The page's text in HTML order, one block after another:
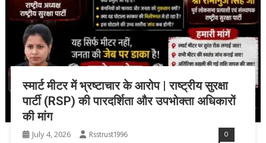
स्मार्ट मीटर में भ्रष्टाचार के आरोप | राष्ट्रीय सुरक्षा
पार्टी (RSP) की पारदर्शिता और उपभोक्ता अधिकारों
की मांग
July 4, 2026 Rsstrust1996 0